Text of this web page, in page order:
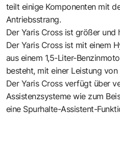
teilt einige Komponenten mit
Antriebsstrang.
Der Yaris Cross ist größer und
Der Yaris Cross ist mit einem
aus einem 1,5-Liter-
besteht, mit einer Leistung von
Der Yaris Cross verfügt über
Assistenzsysteme wie zum
eine Spurhalte-Assistent-